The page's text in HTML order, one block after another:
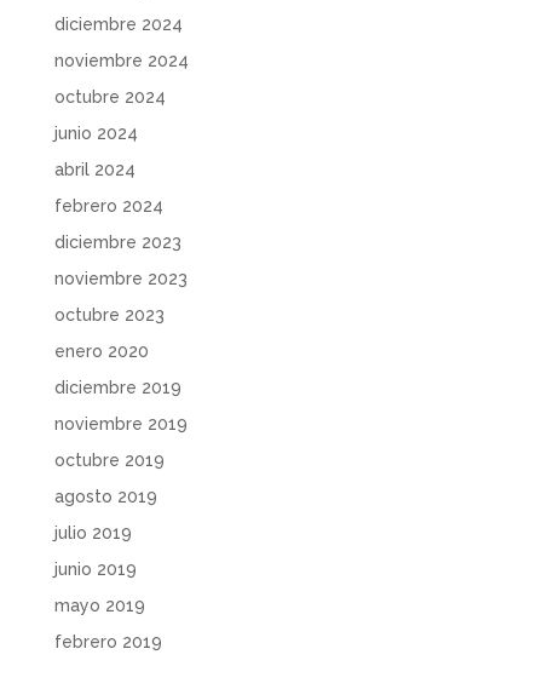
diciembre 2024
noviembre 2024
octubre 2024
junio 2024
abril 2024
febrero 2024
diciembre 2023
noviembre 2023
octubre 2023
enero 2020
diciembre 2019
noviembre 2019
octubre 2019
agosto 2019
julio 2019
junio 2019
mayo 2019
febrero 2019